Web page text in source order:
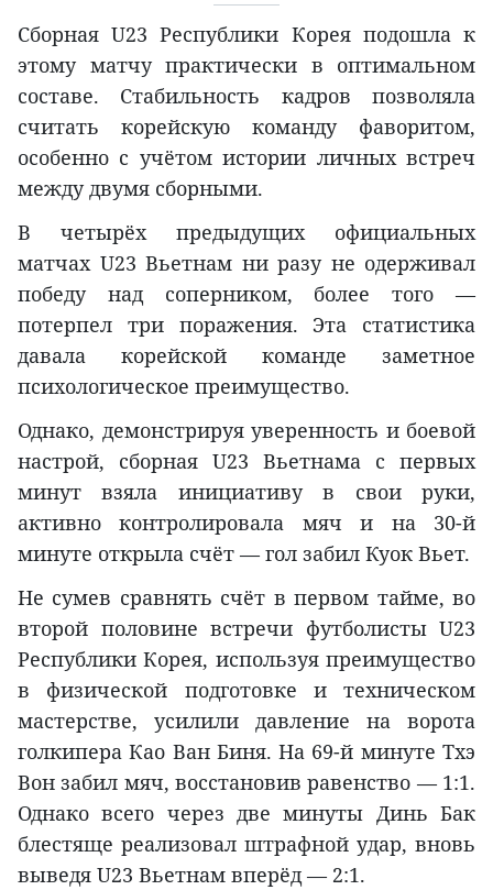
Сборная U23 Республики Корея подошла к
этому матчу практически в оптимальном
составе. Стабильность кадров позволяла
считать корейскую команду фаворитом,
особенно с учётом истории личных встреч
между двумя сборными.
В четырёх предыдущих официальных
матчах U23 Вьетнам ни разу не одерживал
победу над соперником, более того —
потерпел три поражения. Эта статистика
давала корейской команде заметное
психологическое преимущество.
Однако, демонстрируя уверенность и боевой
настрой, сборная U23 Вьетнама с первых
минут взяла инициативу в свои руки,
активно контролировала мяч и на 30-й
минуте открыла счёт — гол забил Куок Вьет.
Не сумев сравнять счёт в первом тайме, во
второй половине встречи футболисты U23
Республики Корея, используя преимущество
в физической подготовке и техническом
мастерстве, усилили давление на ворота
голкипера Као Ван Биня. На 69-й минуте Тхэ
Вон забил мяч, восстановив равенство — 1:1.
Однако всего через две минуты Динь Бак
блестяще реализовал штрафной удар, вновь
выведя U23 Вьетнам вперёд — 2:1.